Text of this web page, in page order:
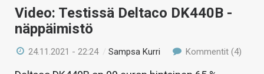
HAKU
Video: Testissä Deltaco DK440B -
näppäimistö
24.11.2021 - 22:24 /Sampsa Kurri Kommentit (4)